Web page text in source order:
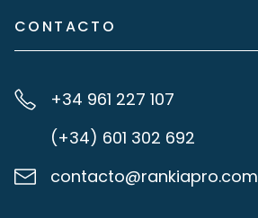
CONTACTO
+34 961 227 107
(+34) 601 302 692
contacto@rankiapro.com